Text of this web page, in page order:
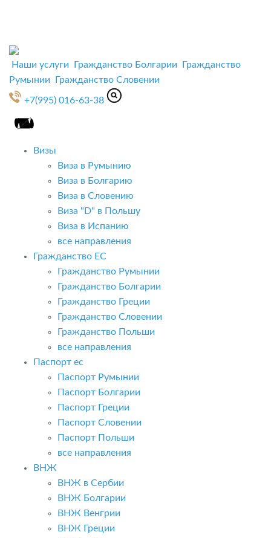
Наши услуги Гражданство Болгарии
Гражданство
Румынии
Гражданство Словении
+7(995) 016-63-38
Визы
Виза в Румынию
Виза в Болгарию
Виза в Словению
Виза "D" в Польшу
Виза в Испанию
все направления
Гражданство ЕС
Гражданство Румынии
Гражданство Болгарии
Гражданство Греции
Гражданство Словении
Гражданство Польши
все направления
Паспорт ес
Паспорт Румынии
Паспорт Болгарии
Паспорт Греции
Паспорт Словении
Паспорт Польши
все направления
ВНЖ
ВНЖ в Сербии
ВНЖ Болгарии
ВНЖ Венгрии
ВНЖ Греции